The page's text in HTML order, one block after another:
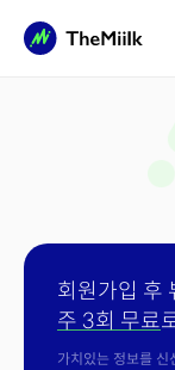
회원가입 후
주 3회 무료
가치있는 정보를 신